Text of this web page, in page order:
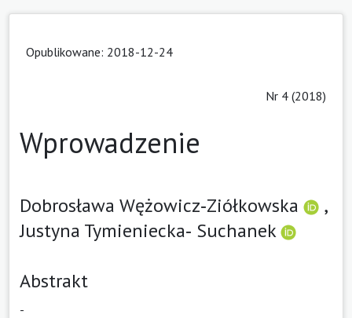
Opublikowane: 2018-12-24
Nr 4 (2018)
Wprowadzenie
Dobrosława Wężowicz‑Ziółkowska
,
Justyna Tymieniecka‑ Suchanek
Abstrakt
-